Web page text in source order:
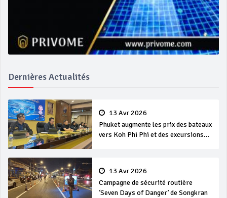
Dernières Actualités
13 Avr 2026
Phuket augmente les prix des bateaux
vers Koh Phi Phi et des excursions
13 Avr 2026
Campagne de sécurité routière
‘Seven Days of Danger’ de Songkran